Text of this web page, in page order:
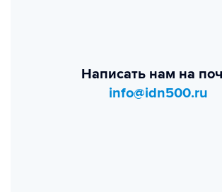
Написать нам на
info@idn500.ru